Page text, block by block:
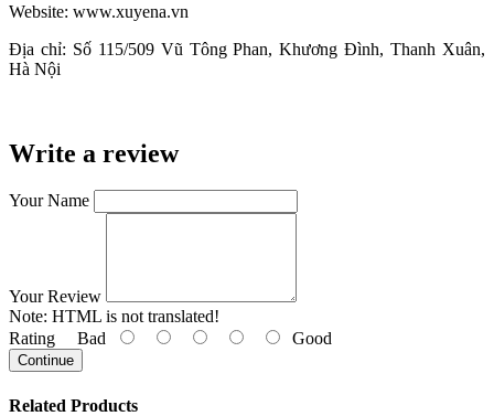
Website: www.xuyena.vn
Địa chỉ: Số 115/509 Vũ Tông Phan, Khương Đình, Thanh Xuân,
Hà Nội
Write a review
Your Name
Your Review
Note: HTML is not translated!
Rating Bad Good
Continue
Related Products